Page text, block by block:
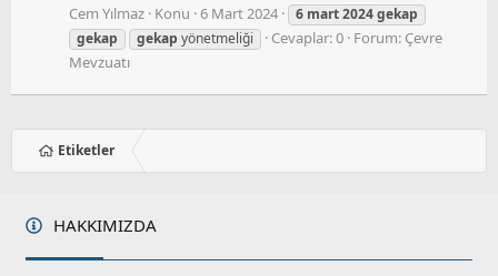
Cem Yılmaz Konu 6 Mart 2024 6 mart2024gekap
gekap
gekap yönetmeliği Cevaplar: 0 Forum: Çevre
Mevzuatı
Etiketler
HAKKIMIZDA